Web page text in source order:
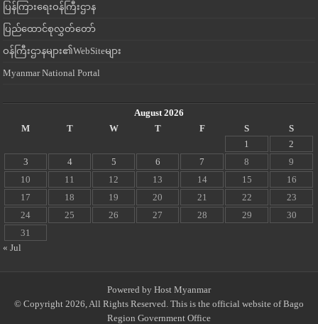
ပြန်ကြားရေးဝန်ကြီးဌာန
ပြည်ထောင်စုလွှတ်တော်
ဝန်ကြီးဌာနများ၏WebSiteများ
Myanmar National Portal
August 2026
M
T W T F S
S
1
2
3
4 5 6 7 8
9
10
11 12 13 14 15
16
17
18 19 20 21 22
23
24
25 26 27 28 29
30
31
« Jul
Powered by Host Myanmar
© Copyright 2026, All Rights Reserved. This is the official website of Bago
Region Government Office